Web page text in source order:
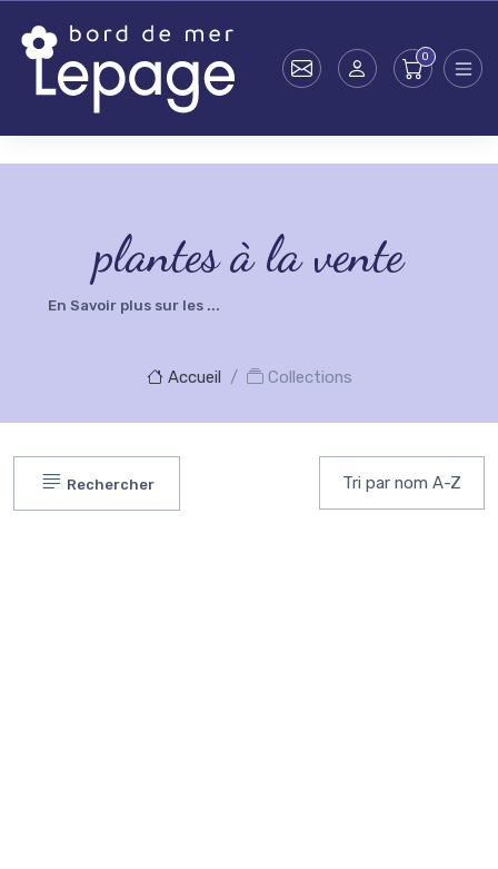
plantes à la vente
En Savoir plus sur les ...
Accueil Collections
Rechercher